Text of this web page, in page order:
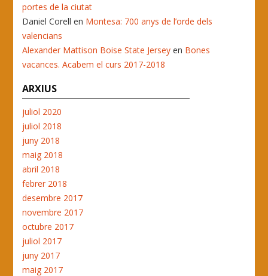
portes de la ciutat
Daniel Corell en Montesa: 700 anys de l’orde dels
valencians
Alexander Mattison Boise State Jersey en Bones
vacances. Acabem el curs 2017-2018
ARXIUS
juliol 2020
juliol 2018
juny 2018
maig 2018
abril 2018
febrer 2018
desembre 2017
novembre 2017
octubre 2017
juliol 2017
juny 2017
maig 2017